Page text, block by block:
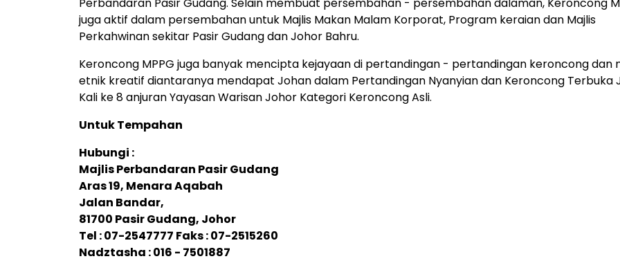
juga aktif dalam persembahan untuk Majlis Makan Malam Korporat, Program keraian dan Majlis
Perkahwinan sekitar Pasir Gudang dan Johor Bahru.
Keroncong MPPG juga banyak mencipta kejayaan di pertandingan - pertandingan keroncong dan
etnik kreatif diantaranya mendapat Johan dalam Pertandingan Nyanyian dan Keroncong Terbuka
Kali ke 8 anjuran Yayasan Warisan Johor Kategori Keroncong Asli.
Untuk Tempahan
Hubungi :
Majlis Perbandaran Pasir Gudang
Aras 19, Menara Aqabah
Jalan Bandar,
81700 Pasir Gudang, Johor
Tel : 07-2547777 Faks : 07-2515260
Nadztasha : 016 - 7501887